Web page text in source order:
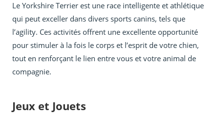
Le Yorkshire Terrier est une race intelligente et athlétique
qui peut exceller dans divers sports canins, tels que
l’agility. Ces activités offrent une excellente opportunité
pour stimuler à la fois le corps et l’esprit de votre chien,
tout en renforçant le lien entre vous et votre animal de
compagnie.
Jeux et Jouets